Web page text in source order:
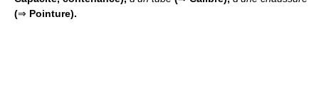
(⇒ Pointure).